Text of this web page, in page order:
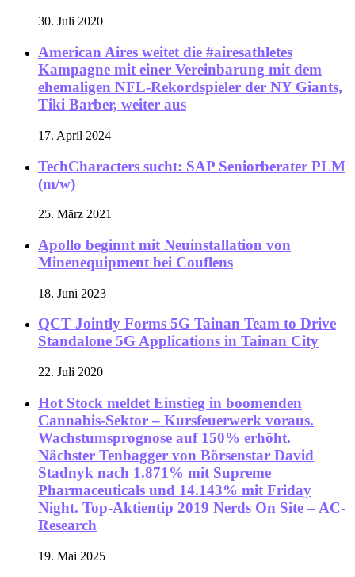
30. Juli 2020
American Aires weitet die #airesathletes
Kampagne mit einer Vereinbarung mit dem
ehemaligen NFL-Rekordspieler der NY Giants,
Tiki Barber, weiter aus
17. April 2024
TechCharacters sucht: SAP Seniorberater PLM
(m/w)
25. März 2021
Apollo beginnt mit Neuinstallation von
Minenequipment bei Couflens
18. Juni 2023
QCT Jointly Forms 5G Tainan Team to Drive
Standalone 5G Applications in Tainan City
22. Juli 2020
Hot Stock meldet Einstieg in boomenden
Cannabis-Sektor – Kursfeuerwerk voraus.
Wachstumsprognose auf 150% erhöht.
Nächster Tenbagger von Börsenstar David
Stadnyk nach 1.871% mit Supreme
Pharmaceuticals und 14.143% mit Friday
Night. Top-Aktientip 2019 Nerds On Site – AC-
Research
19. Mai 2025